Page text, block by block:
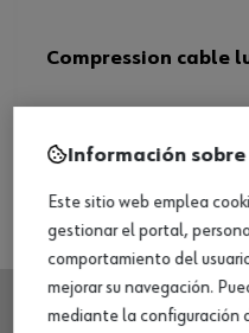
Compression cable
Información sobre
Este sitio web emplea
gestionar el portal,
comportamiento del
mejorar su navegación.
mediante la configuración